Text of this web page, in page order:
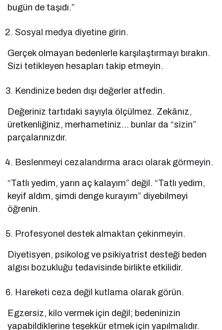
bugün de taşıdı.”
Sosyal medya diyetine girin.
Gerçek olmayan bedenlerle karşılaştırmayı bırakın.
Sizi tetikleyen hesapları takip etmeyin.
Kendinize beden dışı değerler atfedin.
Değeriniz tartıdaki sayıyla ölçülmez. Zekânız,
üretkenliğiniz, merhametiniz… bunlar da “sizin”
parçalarınızdır.
Beslenmeyi cezalandırma aracı olarak görmeyin.
“Tatlı yedim, yarın aç kalayım” değil. “Tatlı yedim,
keyif aldım, şimdi denge kurayım” diyebilmeyi
öğrenin.
Profesyonel destek almaktan çekinmeyin.
Diyetisyen, psikolog ve psikiyatrist desteği beden
algısı bozukluğu tedavisinde birlikte etkilidir.
Hareketi ceza değil kutlama olarak görün.
Egzersiz, kilo vermek için değil; bedeninizin
yapabildiklerine teşekkür etmek için yapılmalıdır.